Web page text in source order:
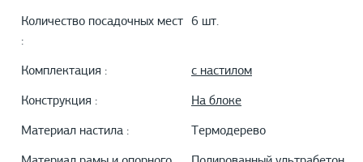
Количество посадочных мест
:
6 шт.
Комплектация : с настилом
Конструкция : На блоке
Материал настила : Термодерево